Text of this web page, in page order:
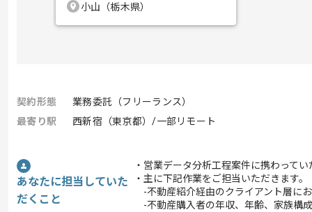
小山（栃木県）
契約形態
業務委託（フリーランス）
最寄り駅
西新宿（東京都）/一部リモート
あなたに担当していた
だくこと
・営業データ分析工程案件に携わって
・主に下記作業をご担当いただきます。
-不動産紹介経由のクライアント層に
-不動産購入者の年収、年齢、家族構